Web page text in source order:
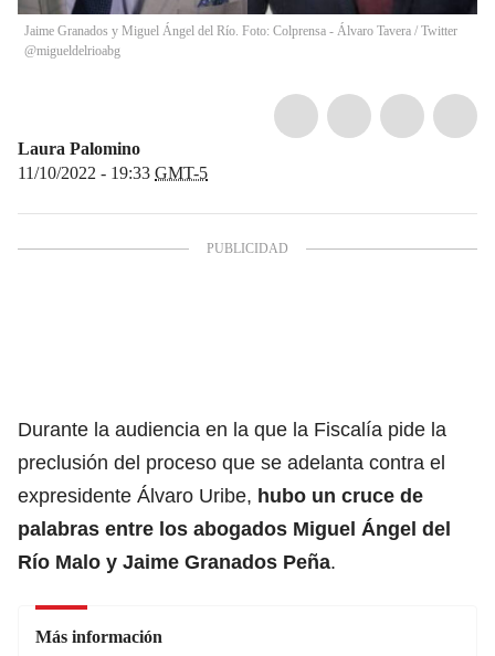
Jaime Granados y Miguel Ángel del Río. Foto: Colprensa - Álvaro Tavera / Twitter
@migueldelrioabg
Laura Palomino
11/10/2022 - 19:33 GMT-5
Durante la audiencia en la que la Fiscalía pide la
preclusión del proceso que se adelanta contra el
expresidente Álvaro Uribe, hubo un cruce de
palabras entre los abogados Miguel Ángel del
Río Malo y Jaime Granados Peña.
Más información